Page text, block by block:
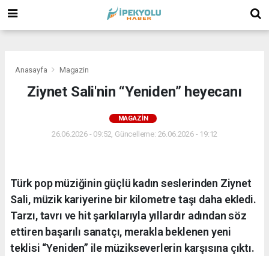
Anasayfa Magazin
Ziynet Sali'nin “Yeniden” heyecanı
MAGAZIN
26.06.2026 - 09:52, Güncelleme: 26.06.2026 - 19:12
Türk pop müziğinin güçlü kadın seslerinden Ziynet
Sali, müzik kariyerine bir kilometre taşı daha ekledi.
Tarzı, tavrı ve hit şarkılarıyla yıllardır adından söz
ettiren başarılı sanatçı, merakla beklenen yeni
teklisi “Yeniden” ile müzikseverlerin karşısına çıktı.